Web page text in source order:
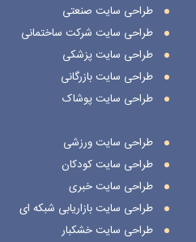
طراحی سایت صنعتی
طراحی سایت شرکت ساختمانی
طراحی سایت پزشکی
طراحی سایت بازرگانی
طراحی سایت پوشاک
طراحی سایت ورزشی
طراحی سایت کودکان
طراحی سایت خبری
طراحی سایت بازاریابی شبکه ای
طراحی سایت خشکبار